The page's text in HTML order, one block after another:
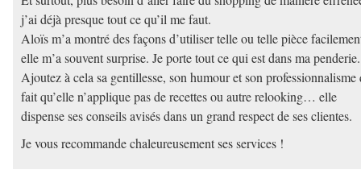
j’ai déjà presque tout ce qu’il me faut.
Aloïs m’a montré des façons d’utiliser telle ou telle pièce
elle m’a souvent surprise. Je porte tout ce qui est dans ma penderie.
Ajoutez à cela sa gentillesse, son humour et son professionnalisme
fait qu’elle n’applique pas de recettes ou autre relooking… elle
dispense ses conseils avisés dans un grand respect de ses clientes.
Je vous recommande chaleureusement ses services !